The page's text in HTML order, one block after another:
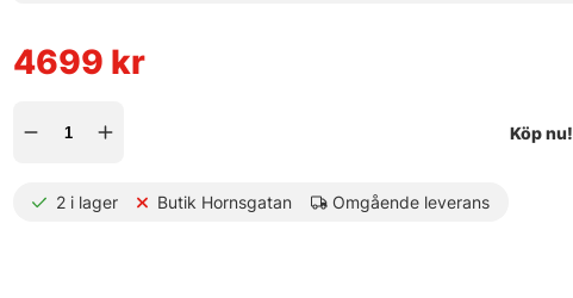
4699 kr
Köp nu!
2 i lager Butik Hornsgatan Omgående leverans